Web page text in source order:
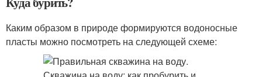
Каким образом в природе формируются водоносные
пласты можно посмотреть на следующей схеме: